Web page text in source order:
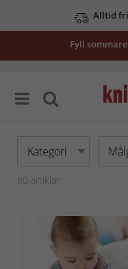
Se
Fyll
Kategori
80 artiklar